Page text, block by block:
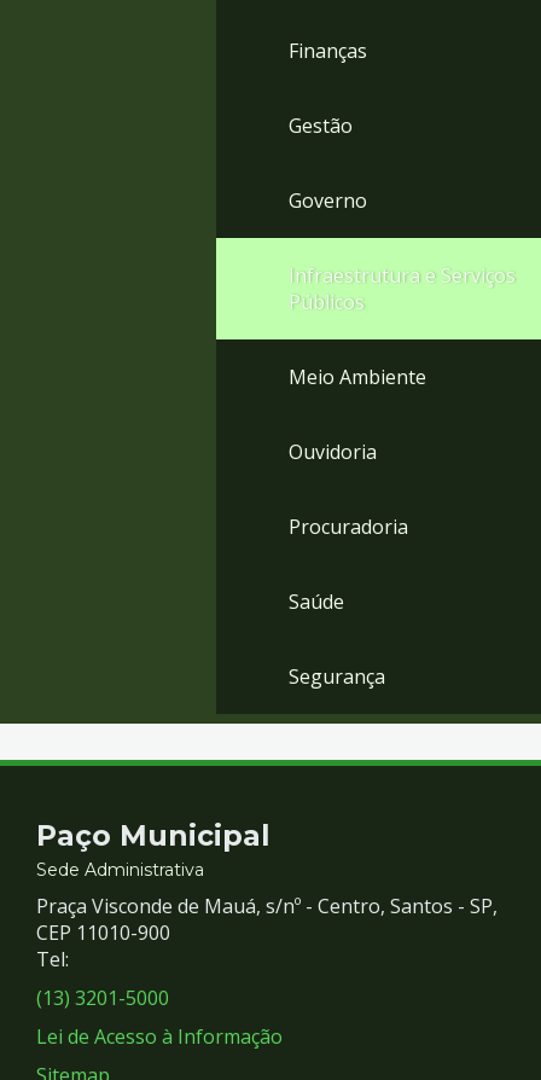
Finanças
Gestão
Governo
Infraestrutura e Serviços
Públicos
Meio Ambiente
Ouvidoria
Procuradoria
Saúde
Segurança
Contato
e
Redes
Sociais
Paço Municipal
Sede Administrativa
Praça Visconde de Mauá, s/nº - Centro, Santos - SP,
CEP 11010-900
Tel:
(13) 3201-5000
Lei de Acesso à Informação